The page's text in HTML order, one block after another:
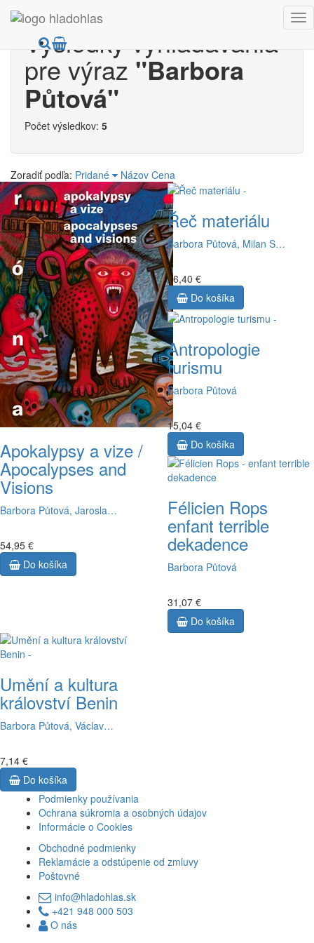
Výsledky vyhľadávania
pre výraz "Barbora
Půtová"
Počet výsledkov: 5
Zoradiť podľa: Pridané Názov Cena
Apokalypsy a vize /
Apocalypses and
Visions
Barbora Půtová, Jarosla…
54,95 €
Do košíka
Řeč materiálu
Barbora Půtová, Milan S…
16,40 €
Do košíka
Antropologie
turismu
Barbora Půtová
15,04 €
Do košíka
Félicien Rops
enfant terrible
dekadence
Barbora Půtová
31,07 €
Do košíka
Umění a kultura
království Benin
Barbora Půtová, Václav…
7,14 €
Do košíka
Podmienky používania
Ochrana súkromia a osobných údajov
Informácie o Cookies
Obchodné podmienky
Reklamácie a odstúpenie od zmluvy
Poštovné
info@hladohlas.sk
+421 948 000 503
O nás